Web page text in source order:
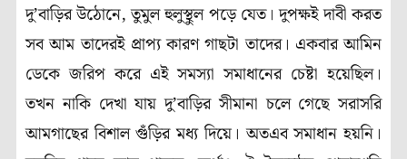
দু’বাড়ির উঠোনে, তুমুল হুলুস্থুল পড়ে যেত। দুপক্ষই দাবী করত
সব আম তাদেরই প্রাপ্য কারণ গাছটা তাদের। একবার আমিন
ডেকে জরিপ করে এই সমস্যা সমাধানের চেষ্টা হয়েছিল।
তখন নাকি দেখা যায় দু’বাড়ির সীমানা চলে গেছে সরাসরি
আমগাছের বিশাল গুঁড়ির মধ্য দিয়ে। অতএব সমাধান হয়নি।